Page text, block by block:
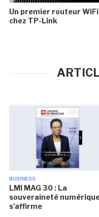
Un premier routeur
chez TP-Link
BUSINESS
LMI MAG 30 : La
souveraineté
s'affirme